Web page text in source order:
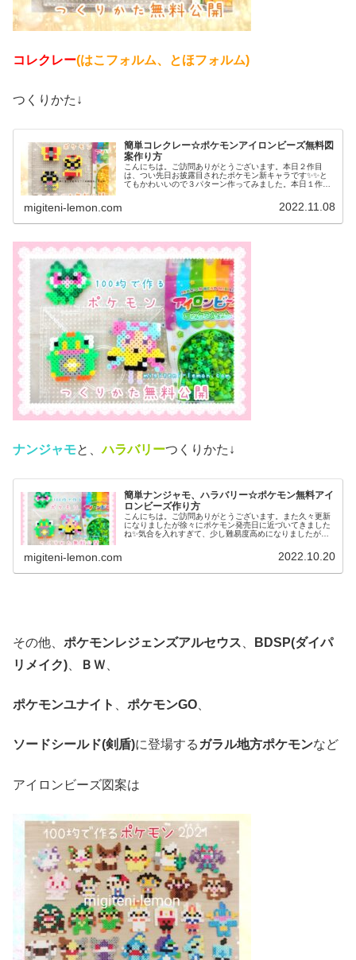
コレクレー(はこフォルム、とほフォルム)
つくりかた↓
簡単コレクレー☆ポケモンアイロンビーズ無料図
案作り方
こんにちは。ご訪問ありがとうございます。本日２作目
は、つい先日お披露目されたポケモン新キャラです✨✨と
てもかわいいので３パターン作ってみました。本日１作目
migiteni-lemon.com 2022.11.08
ナンジャモと、ハラバリーつくりかた↓
簡単ナンジャモ、ハラバリー☆ポケモン無料アイ
ロンビーズ作り方
こんにちは。ご訪問ありがとうございます。また久々更新
になりましたが徐々にポケモン発売日に近づいてきました
ね✨気合を入れすぎて、少し難易度高めになりましたがぜ
migiteni-lemon.com 2022.10.20
その他、 ポケモンレジェンズアルセウス
BDSP(ダイパ
リメイク)
ＢＷ
ポケモンユナイト ポケモンGO
ソードシールド(剣盾)に登場するガラル地方ポケモンなど
アイロンビーズ図案は